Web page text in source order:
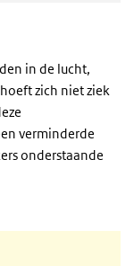
in de lucht,
zich niet ziek
verminderde
onderstaande